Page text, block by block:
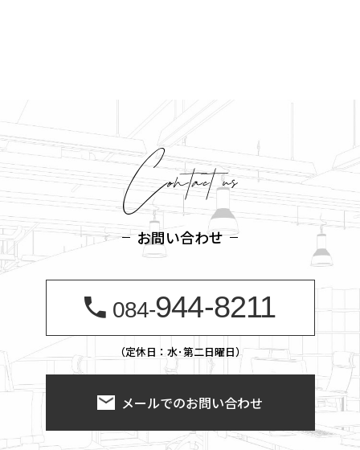
お問い合わせ
084-944-8211
（定休日：水･第二日曜日）
メールでのお問い合わせ